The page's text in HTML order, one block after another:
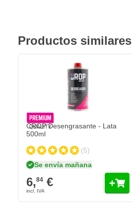
Productos similares
CROP Desengrasante - Lata
500ml
(5)
Se envía mañana
6,84 €